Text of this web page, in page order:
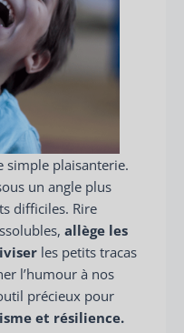
simple plaisanterie.
un angle plus
difficiles. Rire
allège les
les petits tracas
l’humour à nos
précieux pour
et résilience.